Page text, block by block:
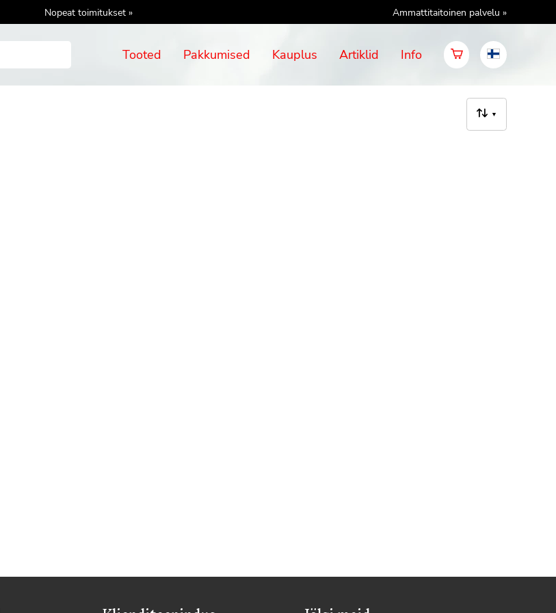
Nopeat toimitukset » Ammattitaitoinen palvelu »
Tooted Pakkumised Kauplus Artiklid Info
▼